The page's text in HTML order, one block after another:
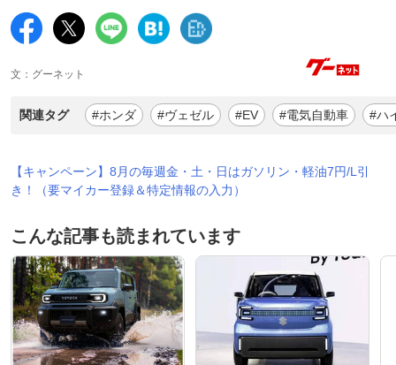
文：グーネット
関連タグ #ホンダ #ヴェゼル #EV #電気自動車 #ハ
【キャンペーン】8月の毎週金・土・日はガソリン・軽油7円/L引
き！（要マイカー登録＆特定情報の入力）
こんな記事も読まれています